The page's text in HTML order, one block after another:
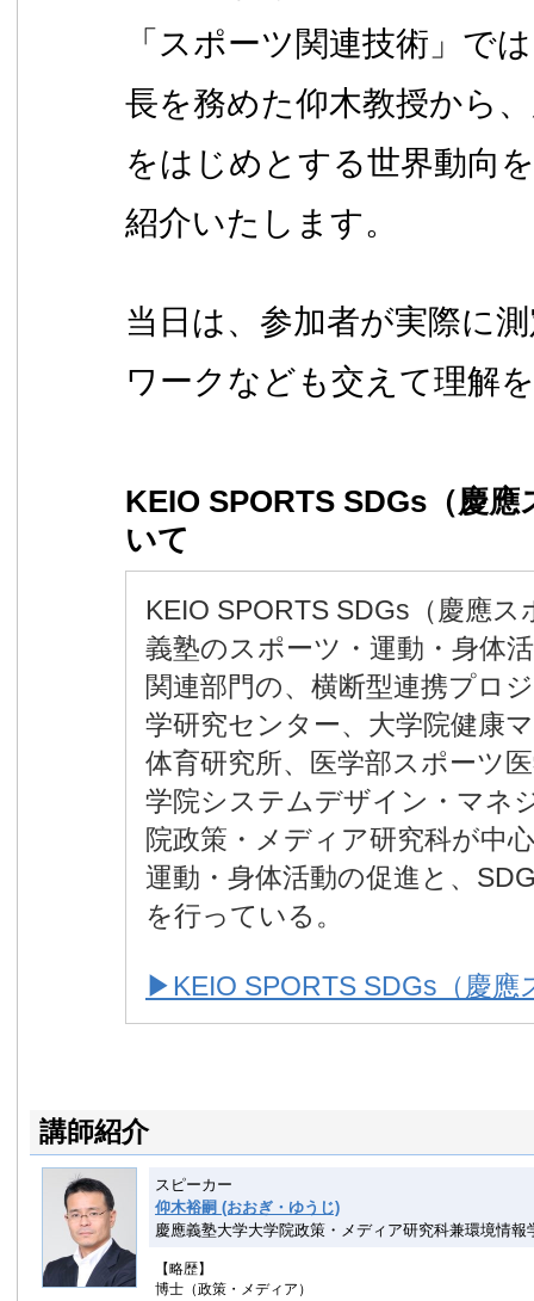
「スポーツ関連技術」で
長を務めた仰木教授から
をはじめとする世界動向
紹介いたします。
当日は、参加者が実際に
ワークなども交えて理解
KEIO SPORTS SDGs（慶
いて
KEIO SPORTS SDGs（慶應
義塾のスポーツ・運動・身体
関連部門の、横断型連携プロ
学研究センター、大学院健康
体育研究所、医学部スポーツ
学院システムデザイン・マネ
院政策・メディア研究科が中
運動・身体活動の促進と、
を行っている。
▶KEIO SPORTS SDGs（慶應
講師紹介
スピーカー
仰木裕嗣 (おおぎ・ゆうじ)
慶應義塾大学大学院政策・メディア研究科兼環境情報
【略歴】
博士（政策・メディア）